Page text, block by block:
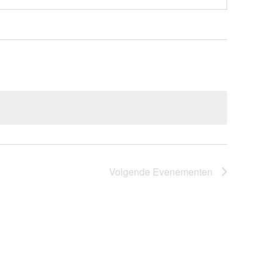
Volgende Evenementen